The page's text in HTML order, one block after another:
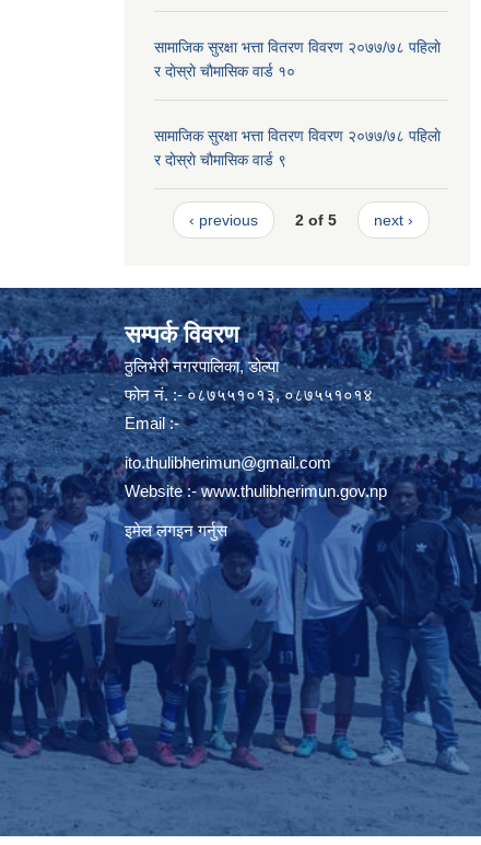
सामाजिक सुरक्षा भत्ता वितरण विवरण २०७७/७८ पहिलाे
र दाेस्राे चाैमासिक वार्ड १०
सामाजिक सुरक्षा भत्ता वितरण विवरण २०७७/७८ पहिलाे
र दाेस्राे चाैमासिक वार्ड ९
‹ previous 2 of 5 next ›
सम्पर्क विवरण
ठुलिभेरी नगरपालिका, डोल्पा
फोन नं. :- ०८७५५१०१३, ०८७५५१०१४
Email :-
ito.thulibherimun@gmail.com
Website :-www.thulibherimun.gov.np
इमेल लगइन गर्नुस